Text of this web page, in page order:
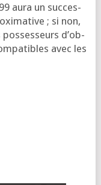
aura un suc­ces­
; si non,
d’ob­
avec les